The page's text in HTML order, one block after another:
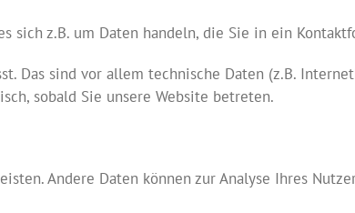
sich z.B. um Daten handeln, die Sie in ein
Das sind vor allem technische Daten (z.B.
sobald Sie unsere Website betreten.
Andere Daten können zur Analyse Ihres